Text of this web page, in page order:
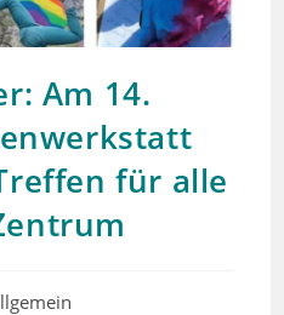
Am 14.
für alle